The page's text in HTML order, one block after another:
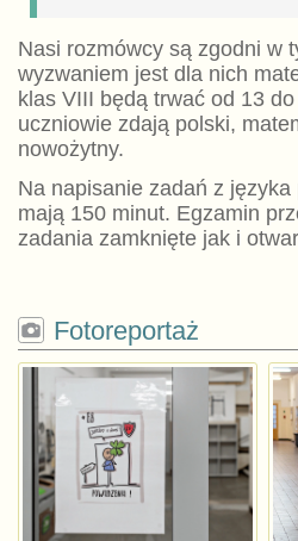
Nasi rozmówcy są zgodni w
wyzwaniem jest dla nich
klas VIII będą trwać od 13
uczniowie zdają polski,
nowożytny.
Na napisanie zadań z
mają 150 minut. Egzamin
zadania zamknięte jak i
Fotoreportaż